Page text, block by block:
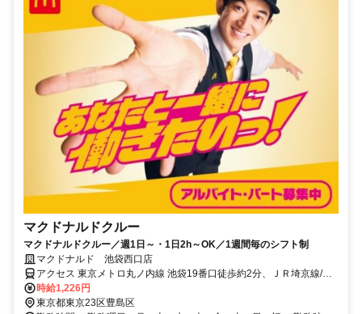
マクドナルドクルー
マクドナルドクルー／週1日～・1日2h～OK／1週間毎のシフト制
マクドナルド 池袋西口店
アクセス 東京メトロ丸ノ内線 池袋19番口徒歩約2分、ＪＲ埼京線/Ｊ
Ｒ川越線 池袋19番口徒歩約2分、ＪＲ山手線 池袋19番口徒歩約2分
池袋 [東武東上線] 池袋 [東京メトロ副都心線] 池袋 [東京メトロ丸ノ内
時給1,226円
東京都東京23区豊島区